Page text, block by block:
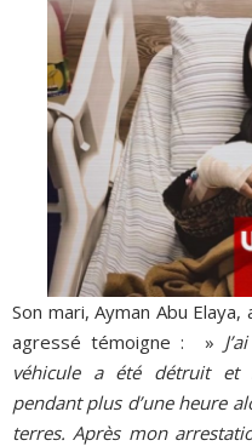
Son mari, Ayman Abu
agressé témoigne : »
véhicule a été détruit et
pendant plus d’une heure
terres. Après mon